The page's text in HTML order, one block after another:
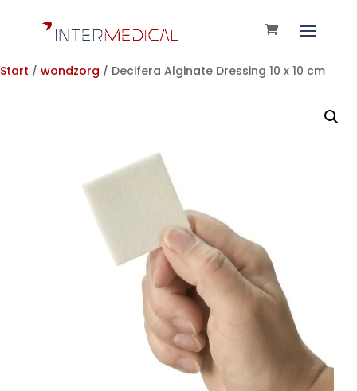
Start / wondzorg / Decifera Alginate Dressing 10 x 10 cm